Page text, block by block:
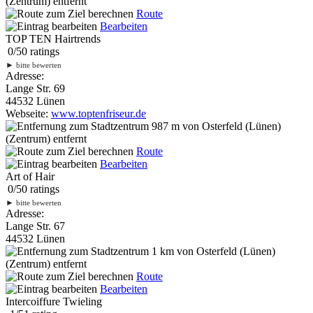
Route
Bearbeiten
TOP TEN Hairtrends
0/50 ratings
► bitte bewerten
Adresse:
Lange Str. 69
44532 Lünen
Webseite: www.toptenfriseur.de
987 m von Osterfeld (Lünen)
(Zentrum) entfernt
Route
Bearbeiten
Art of Hair
0/50 ratings
► bitte bewerten
Adresse:
Lange Str. 67
44532 Lünen
1 km von Osterfeld (Lünen)
(Zentrum) entfernt
Route
Bearbeiten
Intercoiffure Twieling